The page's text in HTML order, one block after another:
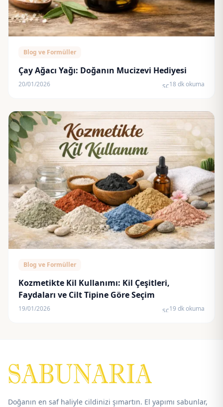
Blog ve Formüller
Çay Ağacı Yağı: Doğanın Mucizevi Hediyesi
20/01/2026 schedule
18 dk okuma
Blog ve Formüller
Kozmetikte Kil Kullanımı: Kil Çeşitleri,
Faydaları ve Cilt Tipine Göre Seçim
19/01/2026 schedule
19 dk okuma
Doğanın en saf haliyle cildinizi şımartın. El yapımı sabunlar,